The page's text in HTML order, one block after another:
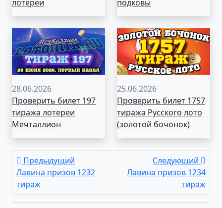
лотереи
подковы
28.06.2026
Проверить билет 197
тиража лотереи
Мечталлион
25.06.2026
Проверить билет 1757
тиража Русского лото
(золотой бочонок)
Предыдущий
Лавина призов 1232
тираж
Следующий
Лавина призов 1234
тираж